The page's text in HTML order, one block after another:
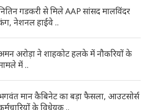
गडकरी से मिले AAP सांसद मालविंदर
नेशनल हाईवे ..
अरोड़ा ने शाहकोट हलके में नौकरियों के
में ..
मान कैबिनेट का बड़ा फैसला, आउटसोर्स
के विधेयक ..